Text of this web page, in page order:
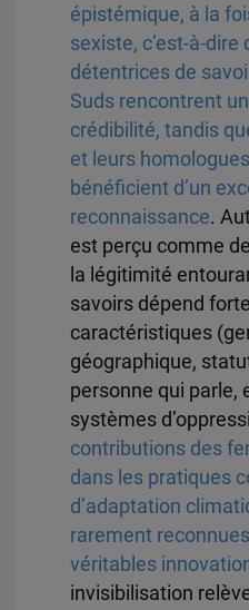
épistémique, à la
sexiste, c’est-à-
détentrices de
Suds rencontrent
crédibilité, tandis
et leurs
bénéficient d’un
reconnaissance.
est perçu comme
la légitimité
savoirs dépend
caractéristiques
géographique,
personne qui parle,
systèmes
contributions des
dans les pratiques
d’adaptation
rarement
véritables
invisibilisation